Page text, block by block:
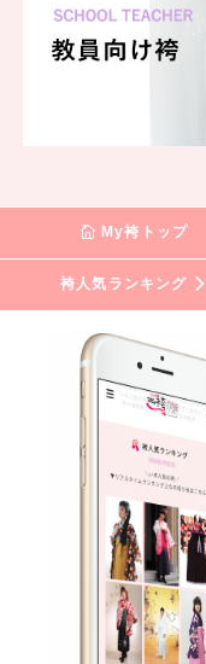
My袴トップ
袴人気ランキング